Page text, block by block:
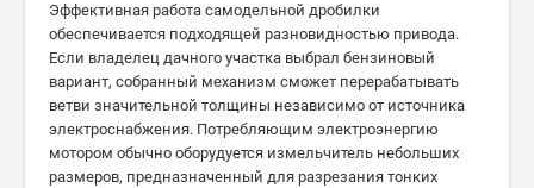
Эффективная работа самодельной дробилки
обеспечивается подходящей разновидностью привода.
Если владелец дачного участка выбрал бензиновый
вариант, собранный механизм сможет перерабатывать
ветви значительной толщины независимо от источника
электроснабжения. Потребляющим электроэнергию
мотором обычно оборудуется измельчитель небольших
размеров, предназначенный для разрезания тонких